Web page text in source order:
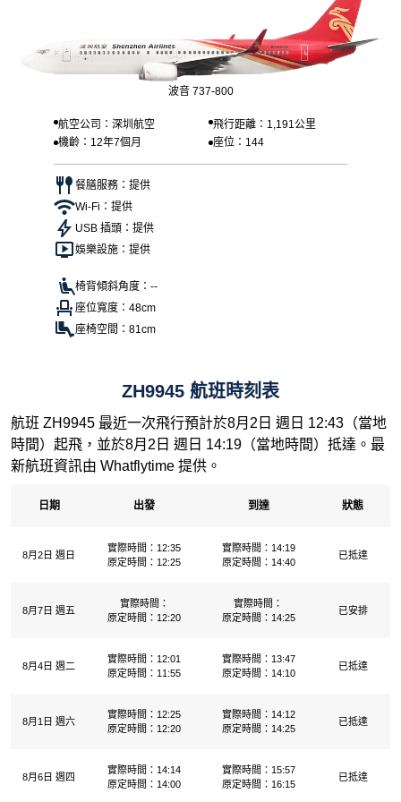
波音 737-800
航空公司：深圳航空
飛行距離：1,191公里
機齡：12年7個月
座位：144
餐膳服務：提供
Wi-Fi：提供
USB 插頭：提供
娛樂設施：提供
椅背傾斜角度：--
座位寬度：48cm
座椅空間：81cm
ZH9945 航班時刻表
航班 ZH9945 最近一次飛行預計於8月2日 週日 12:43（當地
時間）起飛，並於8月2日 週日 14:19（當地時間）抵達。最
新航班資訊由 Whatflytime 提供。
日期 出發 到達 狀態
8月2日 週日
實際時間：12:35
原定時間：12:25
實際時間：14:19
原定時間：14:40
已抵達
8月7日 週五
實際時間：
原定時間：12:20
實際時間：
原定時間：14:25
已安排
8月4日 週二
實際時間：12:01
原定時間：11:55
實際時間：13:47
原定時間：14:10
已抵達
8月1日 週六
實際時間：12:25
原定時間：12:20
實際時間：14:12
原定時間：14:25
已抵達
8月6日 週四
實際時間：14:14
原定時間：14:00
實際時間：15:57
原定時間：16:15
已抵達